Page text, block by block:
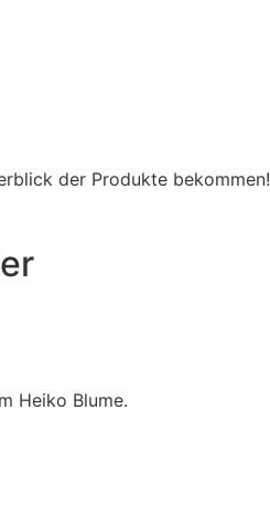
der Produkte bekommen!
Heiko Blume.